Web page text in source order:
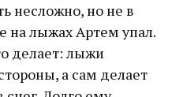
несложно, но не в
на лыжах Артем упал.
делает: лыжи
а сам делает